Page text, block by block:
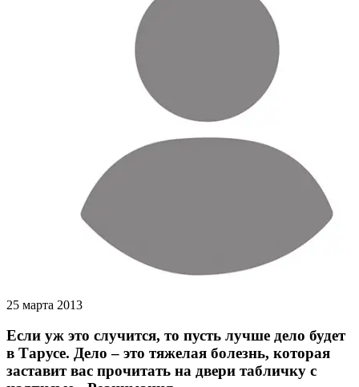
25 марта 2013
Если уж это случится, то пусть лучше дело будет
в Тарусе. Дело – это тяжелая болезнь, которая
заставит вас прочитать на двери табличку с